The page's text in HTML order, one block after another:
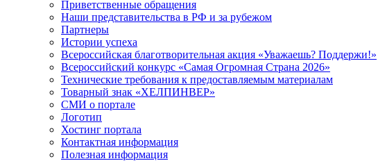
Приветственные обращения
Наши представительства в РФ и за рубежом
Партнеры
Истории успеха
Всероссийская благотворительная акция «Уважаешь? Поддержи!»
Всероссийский конкурс «Самая Огромная Страна 2026»
Технические требования к предоставляемым материалам
Товарный знак «ХЕЛПИНВЕР»
СМИ о портале
Логотип
Хостинг портала
Контактная информация
Полезная информация